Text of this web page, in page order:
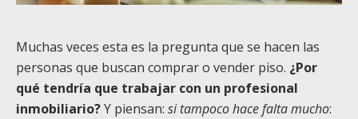
Muchas veces esta es la pregunta que se hacen las
personas que buscan comprar o vender piso. ¿Por
qué tendría que trabajar con un profesional
inmobiliario?Y piensan: si tampoco hace falta mucho: